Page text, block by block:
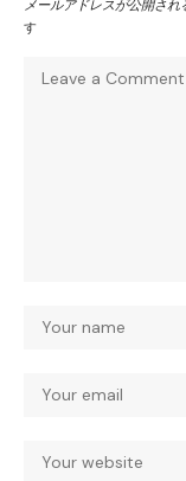
メールアドレスが公開され
す